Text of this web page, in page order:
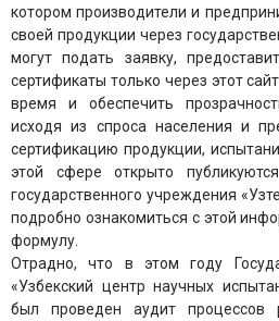
котором производители и
своей продукции через
могут подать заявку,
сертификаты только через этот
время и обеспечить
исходя из спроса населения и
сертификацию продукции,
этой сфере открыто
государственного учреждения
подробно ознакомиться с этой
формулу.
Отрадно, что в этом году
«Узбекский центр научных
был проведен аудит процессов